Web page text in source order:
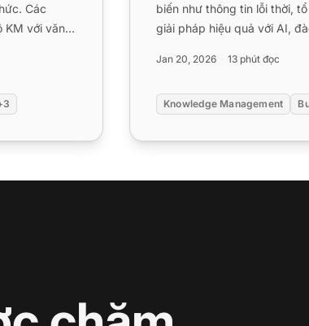
Các
KM với văn
biến như thông tin lỗi thời,
giải pháp hiệu quả với AI,
Jan 20, 2026 13 phút đọc
Knowledge Management